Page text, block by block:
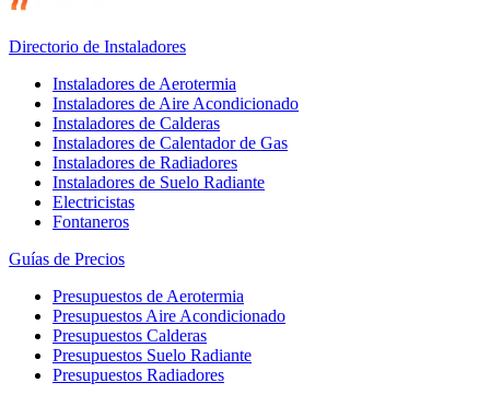
Directorio de Instaladores
Instaladores de Aerotermia
Instaladores de Aire Acondicionado
Instaladores de Calderas
Instaladores de Calentador de Gas
Instaladores de Radiadores
Instaladores de Suelo Radiante
Electricistas
Fontaneros
Guías de Precios
Presupuestos de Aerotermia
Presupuestos Aire Acondicionado
Presupuestos Calderas
Presupuestos Suelo Radiante
Presupuestos Radiadores